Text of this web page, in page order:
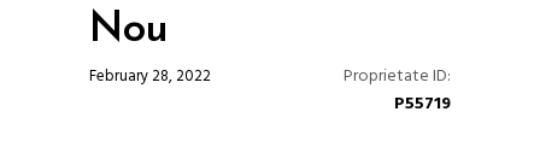
Nou
February 28, 2022
Proprietate ID:
P55719